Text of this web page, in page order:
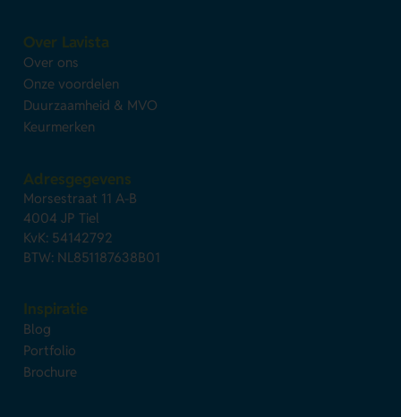
Over Lavista
Over ons
Onze voordelen
Duurzaamheid & MVO
Keurmerken
Adresgegevens
Morsestraat 11 A-B
4004 JP Tiel
KvK: 54142792
BTW: NL851187638B01
Inspiratie
Blog
Portfolio
Brochure